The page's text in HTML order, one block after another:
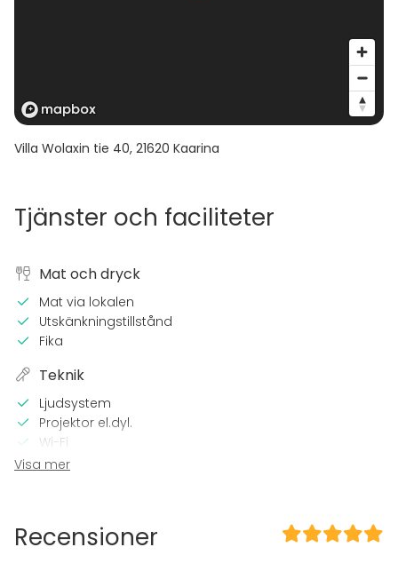
Villa Wolaxin tie 40, 21620 Kaarina
Tjänster och faciliteter
Mat och dryck
Mat via lokalen
Utskänkningstillstånd
Fika
Teknik
Ljudsystem
Projektor el.dyl.
Wi-Fi
CD / DVD -spelare
I lokalen
Visa mer
Recensioner